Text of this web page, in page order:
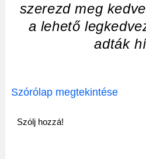
szerezd meg
a lehető
adták
Szórólap megtekintése
Szólj hozzá!